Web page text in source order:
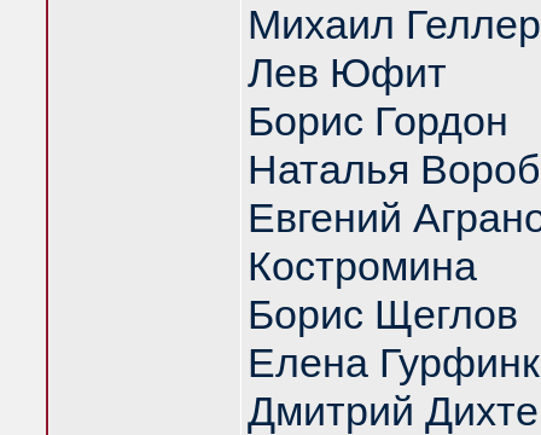
Михаил Геллер
Лев Юфит
Борис Гордон
Наталья
Евгений
Костромина
Борис Щеглов
Елена
Дмитрий